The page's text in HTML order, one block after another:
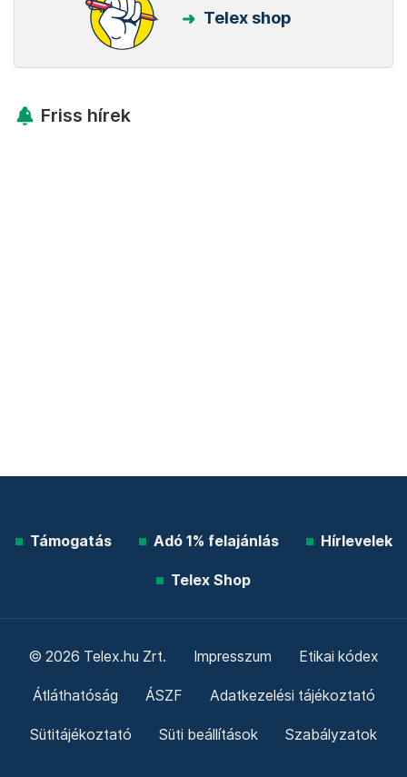
Telex shop
Friss hírek
Támogatás Adó 1% felajánlás Hírlevelek
Telex Shop
© 2026 Telex.hu Zrt. Impresszum Etikai kódex
Átláthatóság ÁSZF Adatkezelési tájékoztató
Sütitájékoztató Süti beállítások Szabályzatok